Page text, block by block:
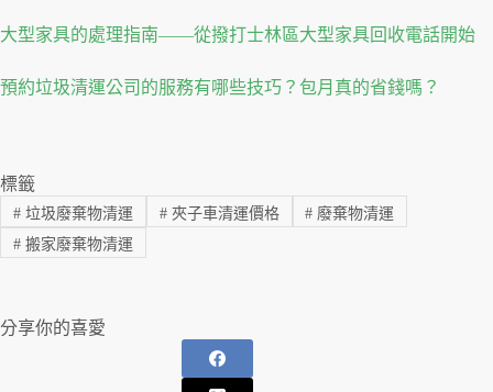
大型家具的處理指南——從撥打士林區大型家具回收電話開始
預約垃圾清運公司的服務有哪些技巧？包月真的省錢嗎？
標籤
#垃圾廢棄物清運 #夾子車清運價格 # 廢棄物清運
#搬家廢棄物清運
分享你的喜愛